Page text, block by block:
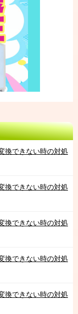
換できない時の対処
換できない時の対処
換できない時の対処
換できない時の対処
換できない時の対処